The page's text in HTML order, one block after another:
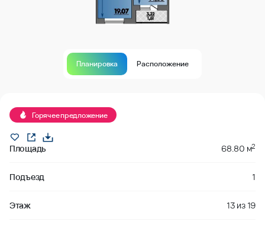
Планировка Расположение
Горячее предложение
Площадь 68.80 м2
Подъезд 1
Этаж 13 из19